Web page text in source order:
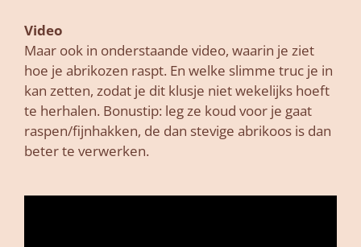
Video
Maar ook in onderstaande video, waarin je ziet
hoe je abrikozen raspt. En welke slimme truc je in
kan zetten, zodat je dit klusje niet wekelijks hoeft
te herhalen. Bonustip: leg ze koud voor je gaat
raspen/fijnhakken, de dan stevige abrikoos is dan
beter te verwerken.